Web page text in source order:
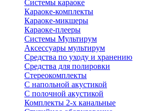
Системы караоке
Караоке-комплекты
Караоке-микшеры
Караоке-плееры
Системы Мультирум
Аксессуары мультирум
Средства по уходу и хранению
Средства для полировки
Стереокомплекты
C напольной акустикой
C полочной акустикой
Комплекты 2-х канальные